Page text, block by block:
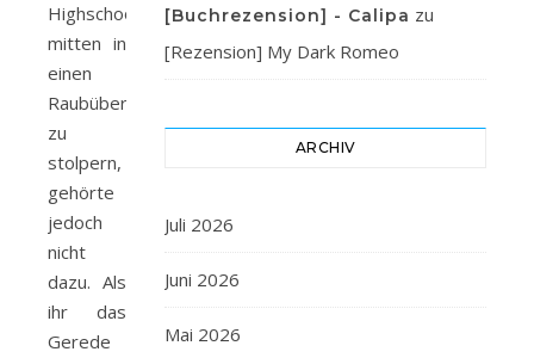
Highschooljahr –
mitten in
einen
Raubüberfall
zu
stolpern,
gehörte
jedoch
nicht
dazu. Als
ihr das
Gerede
[Buchrezension] - Calipa zu
[Rezension] My Dark Romeo
ARCHIV
Juli 2026
Juni 2026
Mai 2026